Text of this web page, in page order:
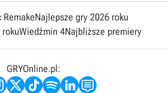
RemakeNajlepsze gry 2026 roku
Wiedźmin 4Najbliższe premiery
GRYOnline.pl: